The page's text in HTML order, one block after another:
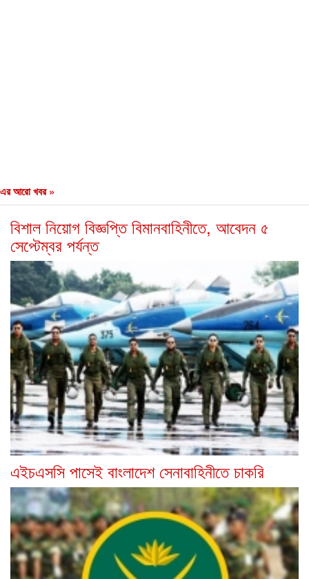
এর আরো খবর »
বিশাল নিয়োগ বিজ্ঞপ্তি বিমানবাহিনীতে, আবেদন ৫
সেপ্টেম্বর পর্যন্ত
এইচএসসি পাসেই বাংলাদেশ সেনাবাহিনীতে চাকরি